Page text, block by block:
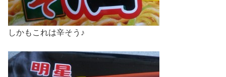
しかもこれは辛そう♪